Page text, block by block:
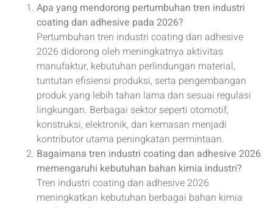
Apa yang mendorong pertumbuhan tren industri
coating dan adhesive pada 2026?
Pertumbuhan tren industri coating dan adhesive
2026 didorong oleh meningkatnya aktivitas
manufaktur, kebutuhan perlindungan material,
tuntutan efisiensi produksi, serta pengembangan
produk yang lebih tahan lama dan sesuai regulasi
lingkungan. Berbagai sektor seperti otomotif,
konstruksi, elektronik, dan kemasan menjadi
kontributor utama peningkatan permintaan.
Bagaimana tren industri coating dan adhesive 2026
memengaruhi kebutuhan bahan kimia industri?
Tren industri coating dan adhesive 2026
meningkatkan kebutuhan berbagai bahan kimia